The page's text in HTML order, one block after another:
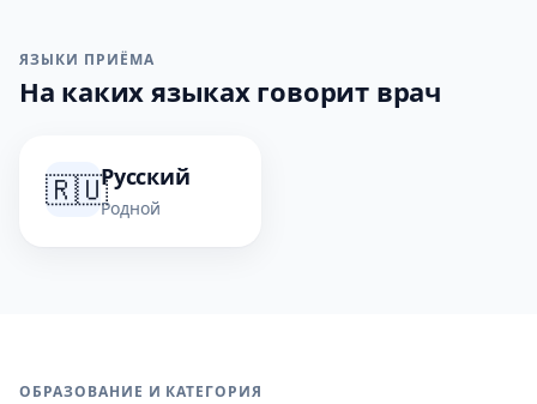
ЯЗЫКИ ПРИЁМА
На каких языках говорит врач
🇷🇺Русский
Родной
ОБРАЗОВАНИЕ И КАТЕГОРИЯ